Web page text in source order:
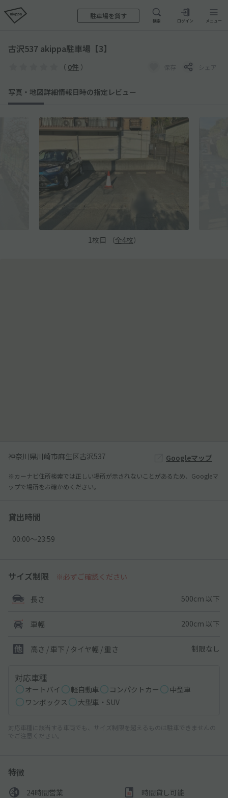
駐車場を貸す
検索 ログイン メニュー
古沢537 akippa駐車場【3】
（ 0件 ） 保存 シェア
写真・地図詳細情報日時の指定 レビュー
1 枚目 （全4枚）
神奈川県川崎市麻生区古沢537 Googleマップ
※カーナビ住所検索では正しい場所が示されないことがあるため、Googleマ
ップで場所をお確かめください。
貸出時間
00:00〜23:59
サイズ制限 ※必ずご確認ください
長さ 500cm 以下
車幅 200cm 以下
高さ / 車下 / タイヤ幅 / 重さ 制限なし
対応車種
オートバイ 軽自動車 コンパクトカー
中型車
ワンボックス
大型車・SUV
対応車種に該当する車両でも、サイズ制限を超えるものは駐車できませんの
でご注意ください。
特徴
24時間営業 時間貸し可能